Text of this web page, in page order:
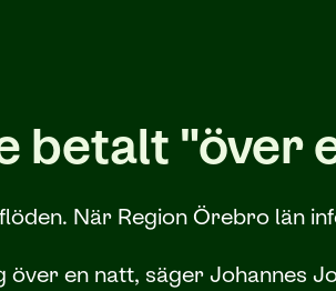
betalt "över
När Region Örebro län
en natt, säger Johannes